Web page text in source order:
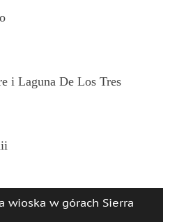
i Laguna De Los Tres
wioska w górach Sierra